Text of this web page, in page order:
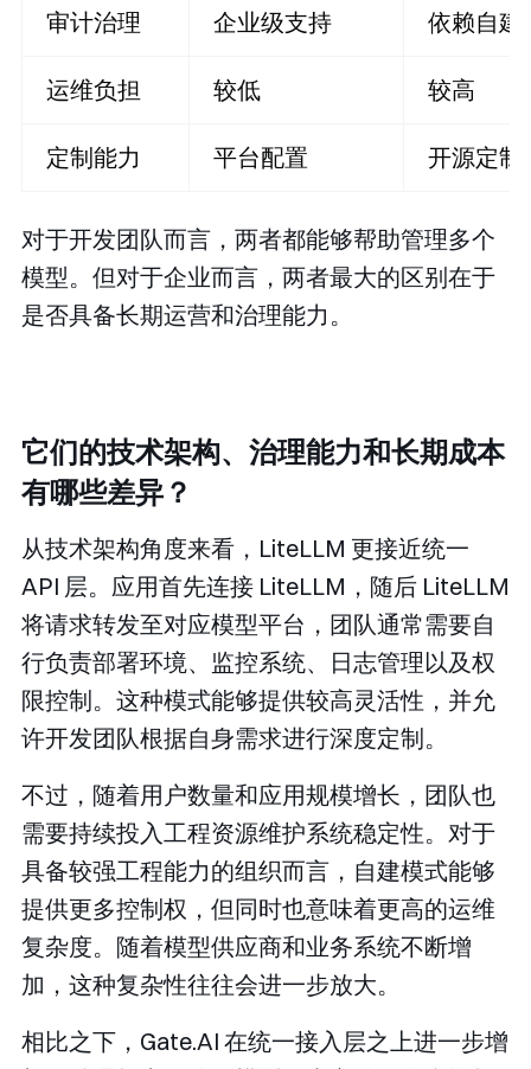
审计治理 企业级支持 依赖自建
运维负担 较低 较高
定制能力 平台配置 开源定制
对于开发团队而言，两者都能够帮助管理多个
模型。但对于企业而言，两者最大的区别在于
是否具备长期运营和治理能力。
它们的技术架构、治理能力和长期成本
有哪些差异？
从技术架构角度来看，LiteLLM 更接近统一
API 层。应用首先连接 LiteLLM，随后 LiteLLM
将请求转发至对应模型平台，团队通常需要自
行负责部署环境、监控系统、日志管理以及权
限控制。这种模式能够提供较高灵活性，并允
许开发团队根据自身需求进行深度定制。
不过，随着用户数量和应用规模增长，团队也
需要持续投入工程资源维护系统稳定性。对于
具备较强工程能力的组织而言，自建模式能够
提供更多控制权，但同时也意味着更高的运维
复杂度。随着模型供应商和业务系统不断增
加，这种复杂性往往会进一步放大。
相比之下，Gate.AI 在统一接入层之上进一步增